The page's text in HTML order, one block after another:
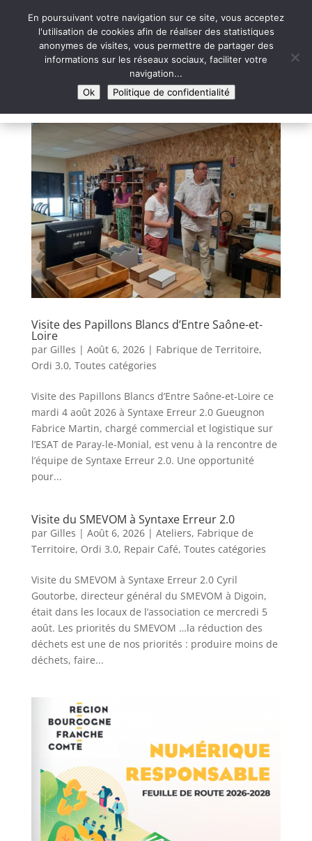
Syntaxe Erreur 2.0
LE NUMÉRIQUE SOLIDAIRE
Visite des Papillons Blancs d’Entre Saône-et-
Loire
par Gilles | Août 6, 2026| Fabrique de Territoire,
Ordi 3.0, Toutes catégories
Visite des Papillons Blancs d’Entre Saône-et-Loire ce
mardi 4 août 2026 à Syntaxe Erreur 2.0 Gueugnon
Fabrice Martin, chargé commercial et logistique sur
l’ESAT de Paray-le-Monial, est venu à la rencontre de
l’équipe de Syntaxe Erreur 2.0. Une opportunité
pour...
Visite du SMEVOM à Syntaxe Erreur 2.0
par Gilles | Août 6, 2026| Ateliers, Fabrique de
Territoire, Ordi 3.0, Repair Café, Toutes catégories
Visite du SMEVOM à Syntaxe Erreur 2.0 Cyril
Goutorbe, directeur général du SMEVOM à Digoin,
était dans les locaux de l’association ce mercredi 5
août. Les priorités du SMEVOM …la réduction des
déchets est une de nos priorités : produire moins de
déchets, faire...
En poursuivant votre navigation sur ce site, vous acceptez
l'utilisation de cookies afin de réaliser des statistiques
anonymes de visites, vous permettre de partager des
informations sur les réseaux sociaux, faciliter votre
navigation...
Ok
Politique de confidentialité